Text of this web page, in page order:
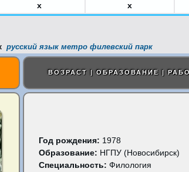
x x
русский язык метро филевский парк
ВОЗРАСТ | ОБРАЗОВАНИЕ |
Год рождения: 1978
Образование: НГПУ (Новосибирск)
Специальность: Филология